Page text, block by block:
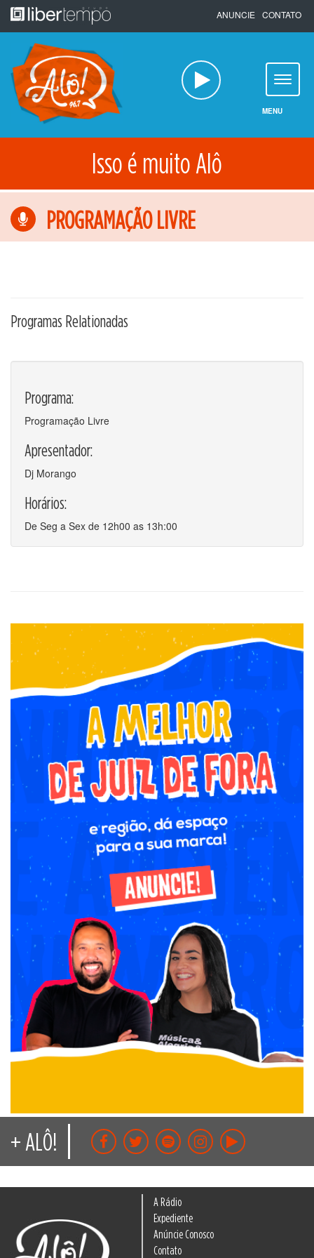
Pular
para
o
conteúdo
ANUNCIE CONTATO
MENU
Isso é muito Alô
PROGRAMAÇÃO LIVRE
Programas Relationadas
Programa:
Programação Livre
Apresentador:
Dj Morango
Horários:
De Seg a Sex de 12h00 as 13h:00
+ ALÔ!
A Rádio
Expediente
Anúncie Conosco
Contato